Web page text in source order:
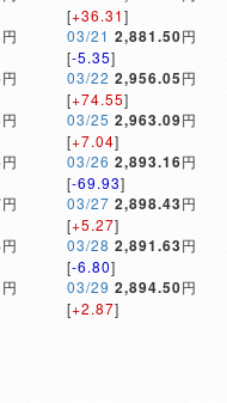
円
円
円
円
円
円
円
[+36.31]
03/21 2,881.50円
[-5.35]
03/22 2,956.05円
[+74.55]
03/25 2,963.09円
[+7.04]
03/26 2,893.16円
[-69.93]
03/27 2,898.43円
[+5.27]
03/28 2,891.63円
[-6.80]
03/29 2,894.50円
[+2.87]